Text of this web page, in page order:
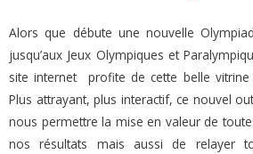
Alors que débute une nouvelle
jusqu’aux Jeux Olympiques et
site internet
profite de cette belle
Plus attrayant, plus interactif, ce nouvel
nous permettre la mise en valeur de
nos résultats mais aussi de relayer